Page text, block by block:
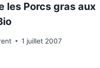
les Porcs gras aux
1 juillet 2007